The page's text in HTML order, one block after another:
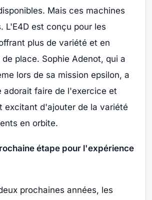
Mais ces machines
L'E4D est conçu pour les
plus de variété et en
place. Sophie Adenot, qui a
lors de sa mission epsilon, a
adorait faire de l'exercice et
excitant d'ajouter de la variété
en orbite.
étape pour l'expérience
prochaines années, les